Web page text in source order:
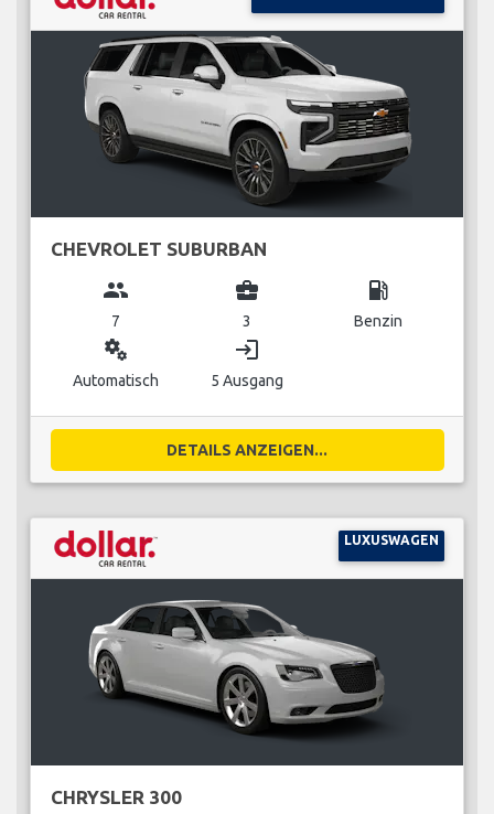
CHEVROLET SUBURBAN
group
7
business_center
3
local_gas_station
Benzin
miscellaneous_services
Automatisch
login
5 Ausgang
DETAILS ANZEIGEN...
LUXUSWAGEN
CHRYSLER 300